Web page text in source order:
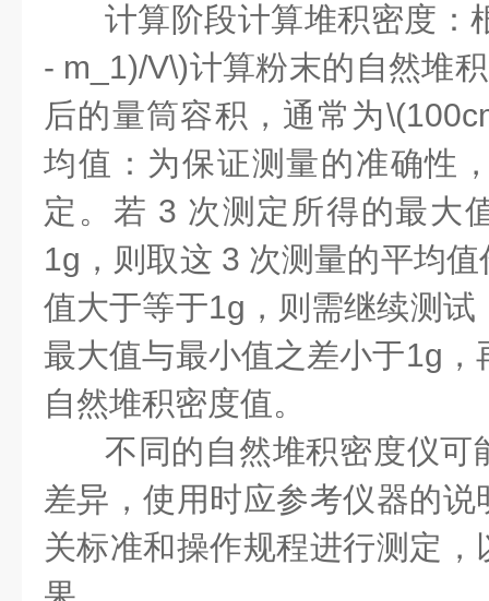
计算阶段计算堆积密度：
- m_1)/V\)计算粉末的自然堆
后的量筒容积，通常为
均值：为保证测量的准确性
定。若 3 次测定所得的最大
1g，则取这 3 次测量的平均
值大于等于1g，则需继续测试
最大值与最小值之差小于1g，
自然堆积密度值。
不同的自然堆积密度仪可
差异，使用时应参考仪器的
关标准和操作规程进行测定